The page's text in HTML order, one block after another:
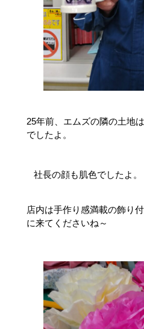
25年前、エムズの隣の土地
でしたよ。
社長の顔も肌色でしたよ。
店内は手作り感満載の飾り
に来てくださいね～